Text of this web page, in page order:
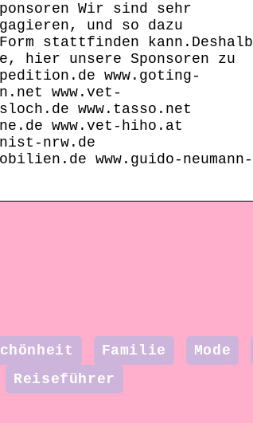
Wir sind sehr
und so dazu
stattfinden kann.Deshalb
hier unsere Sponsoren zu
www.goting-
www.vet-
www.tasso.net
www.vet-hiho.at
nrw.de
www.guido-neumann-
Familie Mode
Reiseführer